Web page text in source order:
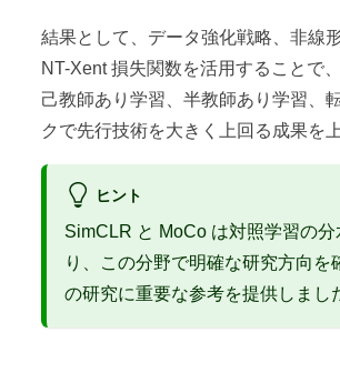
結果として、データ強化戦略、非線
NT-Xent 損失関数を活用することで
己教師あり学習、半教師あり学習、
クで先行技術を大きく上回る成果を
ヒント
SimCLR と MoCo は対照学習の分
り、この分野で明確な研究方向を
の研究に重要な参考を提供しまし